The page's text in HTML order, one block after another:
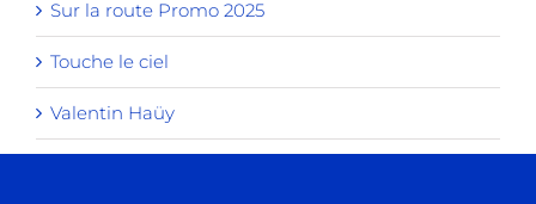
Sur la route Promo 2025
Touche le ciel
Valentin Haüy